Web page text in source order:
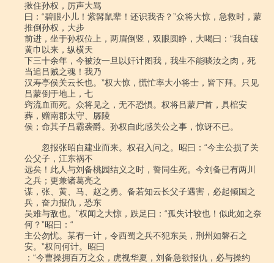
揪住孙权，厉声大骂
曰：“碧眼小儿！紫髯鼠辈！还识我否？”众将大惊，急救时，蒙
推倒孙权，大步
前进，坐于孙权位上，两眉倒竖，双眼圆睁，大喝曰：“我自破
黄巾以来，纵横天
下三十余年，今被汝一旦以奸计图我，我生不能啖汝之肉，死
当追吕贼之魂！我乃
汉寿亭侯关云长也。”权大惊，慌忙率大小将士，皆下拜。只见
吕蒙倒于地上，七
窍流血而死。众将见之，无不恐惧。权将吕蒙尸首，具棺安
葬，赠南郡太守、孱陵
侯；命其子吕霸袭爵。孙权自此感关公之事，惊讶不已。
忽报张昭自建业而来。权召入问之。昭曰：“今主公损了关
公父子，江东祸不
远矣！此人与刘备桃园结义之时，誓同生死。今刘备已有两川
之兵；更兼诸葛亮之
谋，张、黄、马、赵之勇。备若知云长父子遇害，必起倾国之
兵，奋力报仇，恐东
吴难与敌也。”权闻之大惊，跌足曰：“孤失计较也！似此如之奈
何？”昭曰：“
主公勿忧。某有一计，令西蜀之兵不犯东吴，荆州如磐石之
安。”权问何计。昭曰
：“今曹操拥百万之众，虎视华夏，刘备急欲报仇，必与操约